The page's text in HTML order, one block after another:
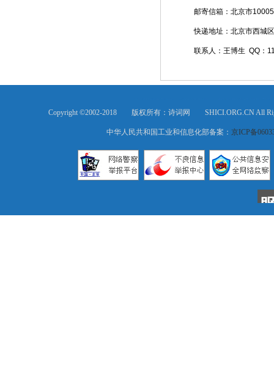
邮寄信箱：北京市
快递地址：北京市西城
联系人：王博生 QQ：
Copyright ©2002-2018 版权所有：诗词网 SHICI.ORG.CN All
中华人民共和国工业和信息化部备案： 京ICP备